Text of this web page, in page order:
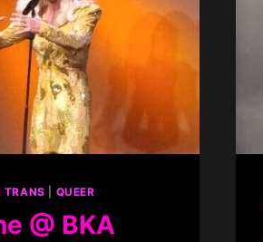
TRANS QUEER
@ BKA